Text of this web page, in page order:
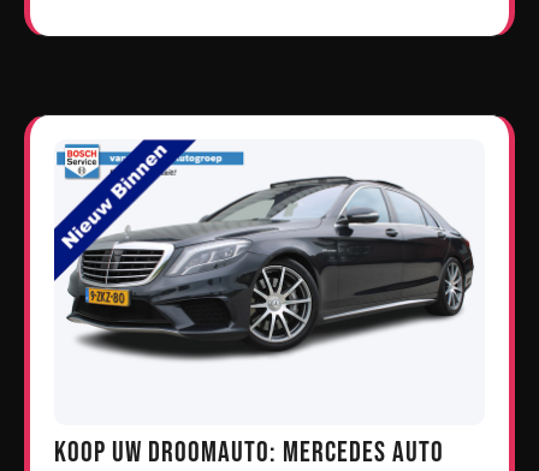
Koop uw droomauto: Mercedes auto